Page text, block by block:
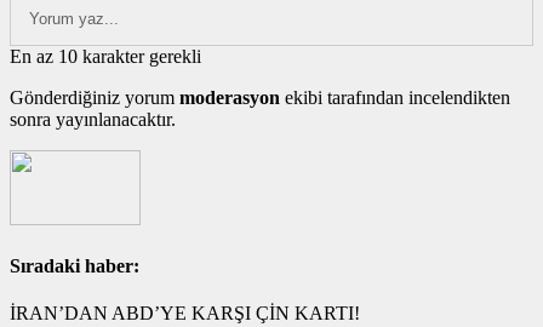
En az 10 karakter gerekli
Gönderdiğiniz yorum moderasyon ekibi tarafından incelendikten
sonra yayınlanacaktır.
Sıradaki haber:
İRAN’DAN ABD’YE KARŞI ÇİN KARTI!